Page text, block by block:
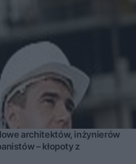
architektów, inżynierów
kłopoty z